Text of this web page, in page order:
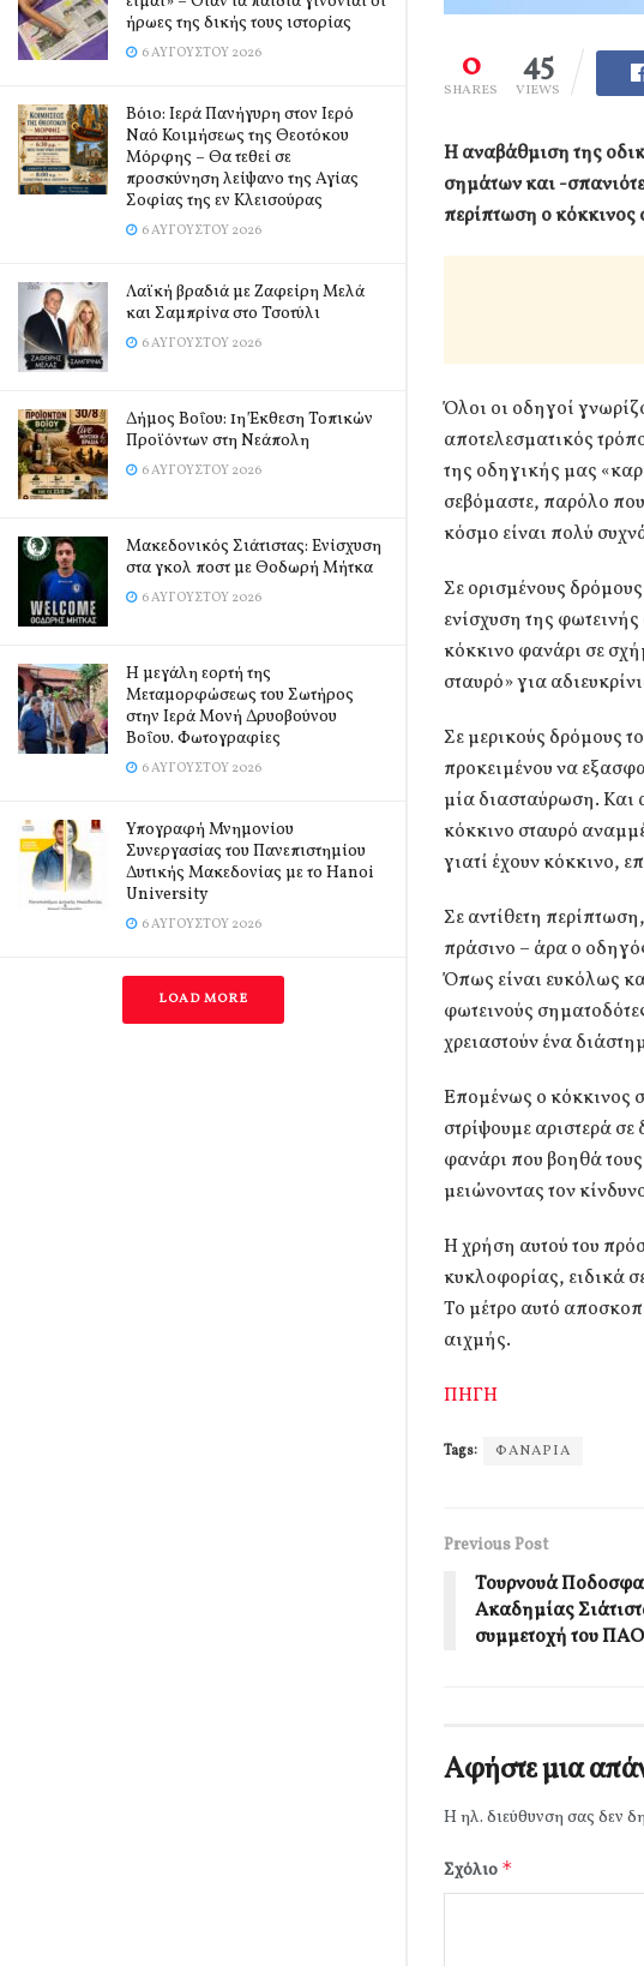
ήρωες της δικής τους ιστορίας
6 ΑΥΓΟΎΣΤΟΥ 2026
Βόιο: Ιερά Πανήγυρη στον Ιερό
Ναό Κοιμήσεως της Θεοτόκου
Μόρφης – Θα τεθεί σε
προσκύνηση λείψανο της Αγίας
Σοφίας της εν Κλεισούρας
6 ΑΥΓΟΎΣΤΟΥ 2026
Λαϊκή βραδιά με Ζαφείρη Μελά
και Σαμπρίνα στο Τσοτύλι
6 ΑΥΓΟΎΣΤΟΥ 2026
Δήμος Βοΐου: 1η Έκθεση Τοπικών
Προϊόντων στη Νεάπολη
6 ΑΥΓΟΎΣΤΟΥ 2026
Μακεδονικός Σιάτιστας: Ενίσχυση
στα γκολ ποστ με Θοδωρή Μήτκα
6 ΑΥΓΟΎΣΤΟΥ 2026
Η μεγάλη εορτή της
Μεταμορφώσεως του Σωτήρος
στην Ιερά Μονή Δρυοβούνου
Βοΐου. Φωτογραφίες
6 ΑΥΓΟΎΣΤΟΥ 2026
Υπογραφή Μνημονίου
Συνεργασίας του Πανεπιστημίου
Δυτικής Μακεδονίας με το Hanoi
University
6 ΑΥΓΟΎΣΤΟΥ 2026
LOAD MORE
0
SHARES
45
VIEWS
Η αναβάθμιση της
σημάτων και -
περίπτωση ο κόκκινος
Όλοι οι οδηγοί
αποτελεσματικός
της οδηγικής μας
σεβόμαστε, παρόλο
κόσμο είναι πολύ
Σε ορισμένους
ενίσχυση της
κόκκινο φανάρι σε
σταυρό» για
Σε μερικούς δρόμους
προκειμένου να
μία διασταύρωση. Και
κόκκινο σταυρό
γιατί έχουν κόκκινο,
Σε αντίθετη
πράσινο – άρα ο
Όπως είναι ευκόλως
φωτεινούς
χρειαστούν ένα
Επομένως ο κόκκινος
στρίψουμε αριστερά
φανάρι που βοηθά
μειώνοντας τον
Η χρήση αυτού του
κυκλοφορίας, ειδικά
Το μέτρο αυτό
αιχμής.
ΠΗΓΗ
Tags: ΦΑΝΑΡΙΑ
Previous Post
Τουρνουά
Ακαδημίας
συμμετοχή του
Αφήστε μια
Η ηλ. διεύθυνση σας δεν
Σχόλιο *